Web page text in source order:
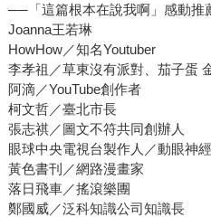
──「這篇根本在說我啊」感動推
Joanna王若琳
HowHow／知名Youtuber
李孝祖／草東沒有派對、茄子蛋
阿滴／YouTube創作者
柯文哲／臺北市長
張志祺／圖文不符共同創辦人
眼球中央電視台製作人／動眼神經
黃色書刊／網路漫畫家
落日飛車／搖滾樂團
鄭國威／泛科知識公司知識長